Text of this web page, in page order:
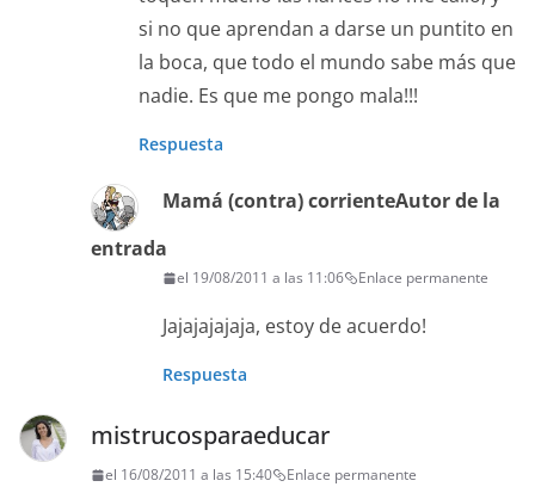
si no que aprendan a darse un puntito en
la boca, que todo el mundo sabe más que
nadie. Es que me pongo mala!!!
Respuesta
Mamá (contra) corrienteAutor de la
entrada
el 19/08/2011 a las 11:06 Enlace permanente
Jajajajajaja, estoy de acuerdo!
Respuesta
mistrucosparaeducar
el 16/08/2011 a las 15:40 Enlace permanente